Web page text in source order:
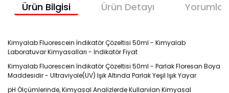
Ürün Bilgisi Ürün Detayı Yorumlar
Kimyalab Fluorescein İndikatör Çözeltisi 50ml - Kimyalab
Laboratuvar Kimyasalları - İndikatör Fiyat
Kimyalab Fluorescein İndikatör Çözeltisi 50ml - Parlak Floresan Boya
Maddesidir - Ultraviyole(UV) Işık Altında Parlak Yeşil Işık Yayar
pH Ölçümlerinde, Kimyasal Analizlerde Kullanılan Kimyasal